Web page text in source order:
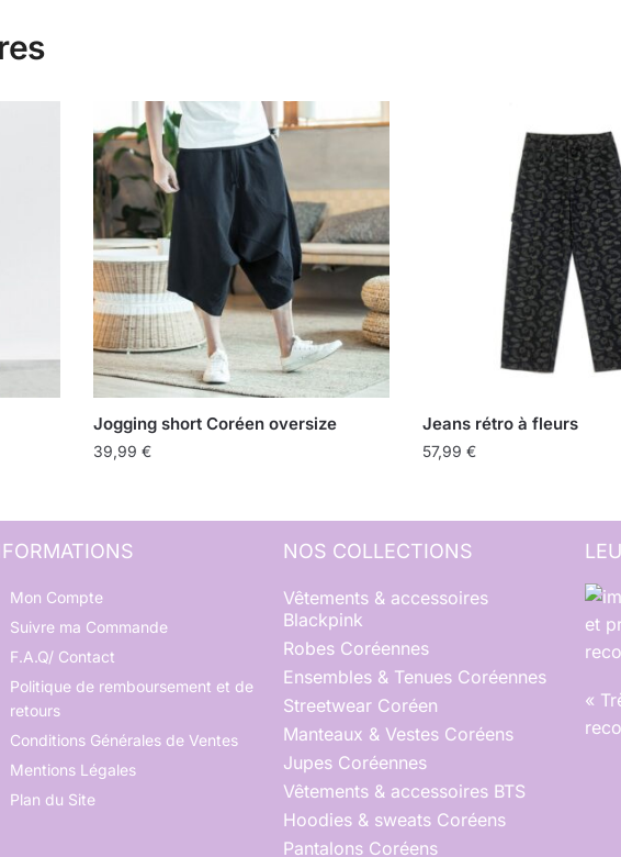
Jogging short Coréen oversize
39,99 €
Jeans rétro à fleurs
57,99 €
Mon Compte
Suivre ma Commande
F.A.Q/ Contact
Politique de remboursement et de
retours
Conditions Générales de Ventes
Mentions Légales
Plan du Site
NOS COLLECTIONS
Vêtements & accessoires
Blackpink
Robes Coréennes
Ensembles & Tenues Coréennes
Streetwear Coréen
Manteaux & Vestes Coréens
Jupes Coréennes
Vêtements & accessoires BTS
Hoodies & sweats Coréens
Pantalons Coréens
et
«